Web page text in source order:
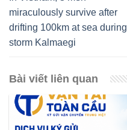
miraculously survive after
drifting 100km at sea during
storm Kalmaegi
Bài viết liên quan